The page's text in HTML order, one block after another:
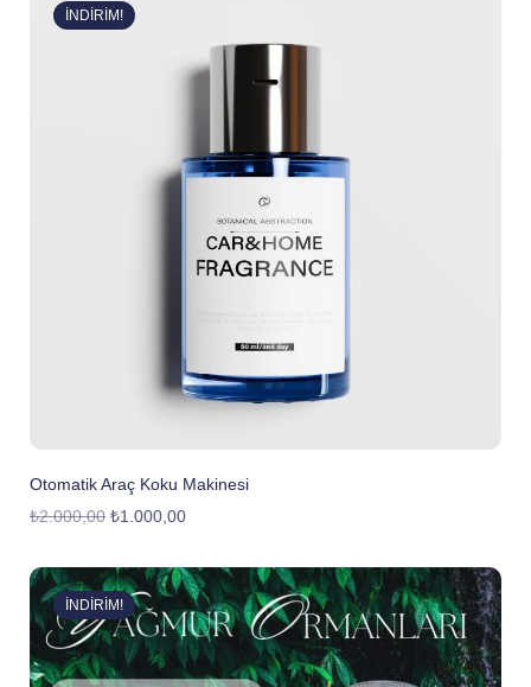
İNDIRIM!
Otomatik Araç Koku Makinesi
₺2.000,00 ₺1.000,00
İNDIRIM!